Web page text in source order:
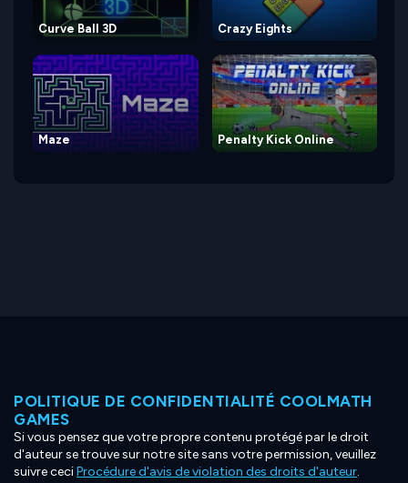
Curve Ball 3D Crazy Eights
Maze Penalty Kick Online
POLITIQUE DE CONFIDENTIALITÉ COOLMATH
GAMES
Si vous pensez que votre propre contenu protégé par le droit
d'auteur se trouve sur notre site sans votre permission, veuillez
suivre ceciProcédure d'avis de violation des droits d'auteur.